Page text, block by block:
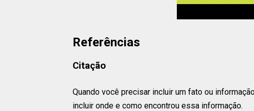
Referências
Citação
Quando você precisar incluir um fato ou
incluir onde e como encontrou essa informação.